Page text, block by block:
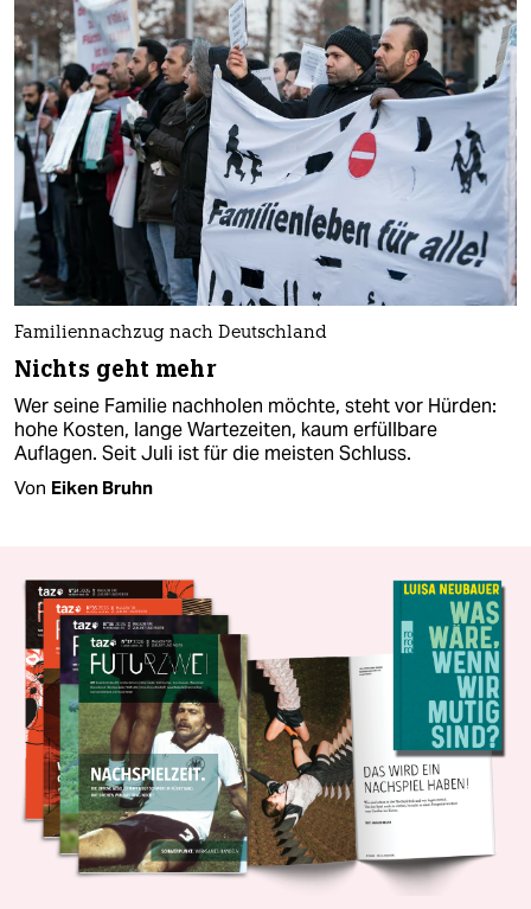
Familiennachzug nach Deutschland
Nichts geht mehr
Wer seine Familie nachholen möchte, steht vor Hürden:
hohe Kosten, lange Wartezeiten, kaum erfüllbare
Auflagen. Seit Juli ist für die meisten Schluss.
Von Eiken Bruhn